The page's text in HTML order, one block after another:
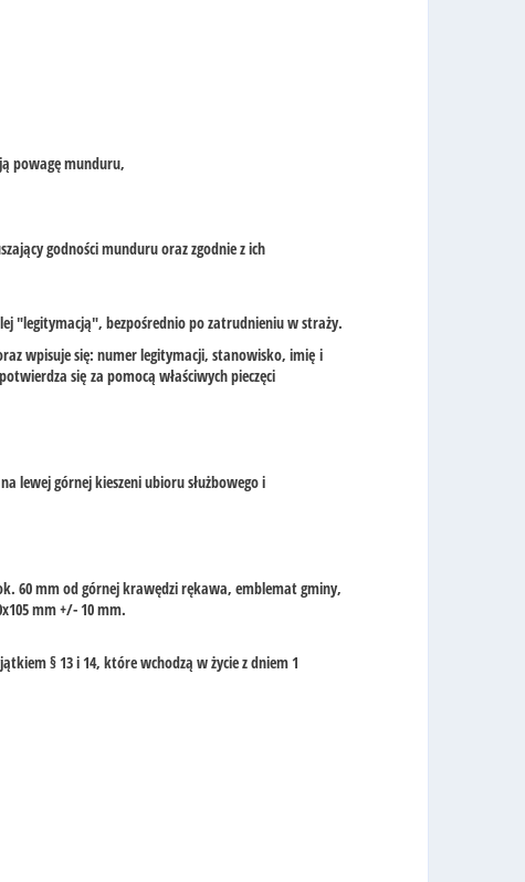
powagę munduru,
godności munduru oraz zgodnie z ich
"legitymacją", bezpośrednio po zatrudnieniu w straży.
wpisuje się: numer legitymacji, stanowisko, imię i
się za pomocą właściwych pieczęci
lewej górnej kieszeni ubioru służbowego i
60 mm od górnej krawędzi rękawa, emblemat gminy,
mm +/- 10 mm.
§ 13 i 14, które wchodzą w życie z dniem 1